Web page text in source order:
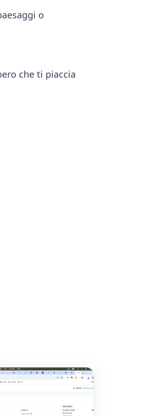
o
che ti piaccia